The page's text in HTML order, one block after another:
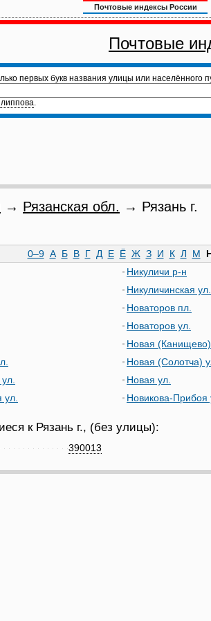
Почтовые индексы России
Почтовые
первых букв названия улицы или населённого
.
→ Рязанская обл. → Рязань г.
0–9 А Б В Г Д Е Ё Ж З И К Л М
ул.
Никуличи р-н
Никуличинская ул.
Новаторов пл.
Новаторов ул.
Новая (Канищево)
Новая (Солотча)
Новая ул.
Новикова-Прибоя
к Рязань г., (без улицы):
390013